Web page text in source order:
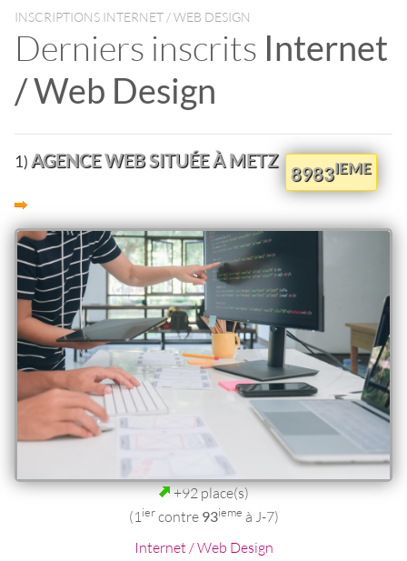
INSCRIPTIONS INTERNET / WEB DESIGN
Derniers inscrits Internet
/ Web Design
1)AGENCE WEB SITUÉE À METZ
8983IEME
+92 place(s)
(1 iercontre 93ieme à J-7)
Internet / Web Design